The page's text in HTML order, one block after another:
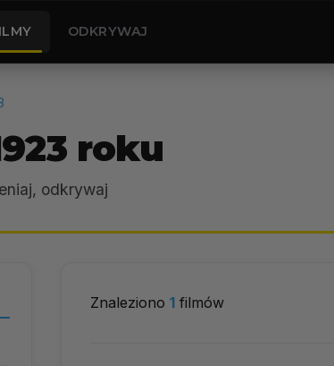
ODKRYWAJ
roku
odkrywaj
Znaleziono 1 filmów